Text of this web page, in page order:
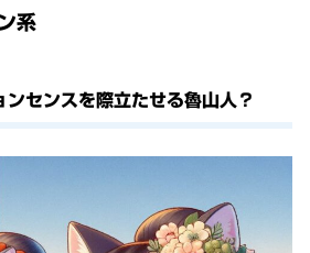
系
センスを際立たせる魯山人？